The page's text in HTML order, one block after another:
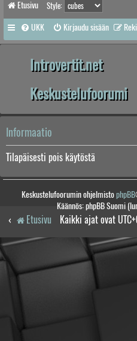
Etusivu Style:
UKK Kirjaudu sisään
Introvertit.net
Keskustelufoorumi
Informaatio
Tilapäisesti pois käytöstä
Keskustelufoorumin ohjelmistophpBB
Käännös: phpBB Suomi
Etusivu Kaikki ajat ovat